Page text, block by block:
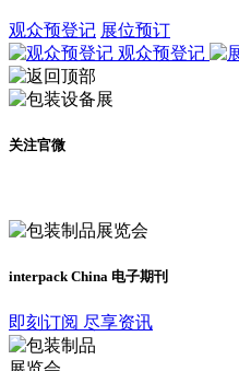
观众预登记 展位预订
观众预登记
关注官微
interpack China 电子期刊
即刻订阅 尽享资讯